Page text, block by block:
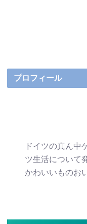
プロフィール
ドイツの真ん中
ツ生活について
かわいいものお